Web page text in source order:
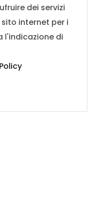
dei servizi
internet per i
l'indicazione di